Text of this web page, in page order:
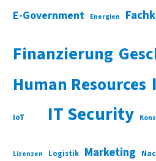
E-Government Energien
Finanzierung
Human Resources
IoT IT Security
Lizenzen Logistik Marketing